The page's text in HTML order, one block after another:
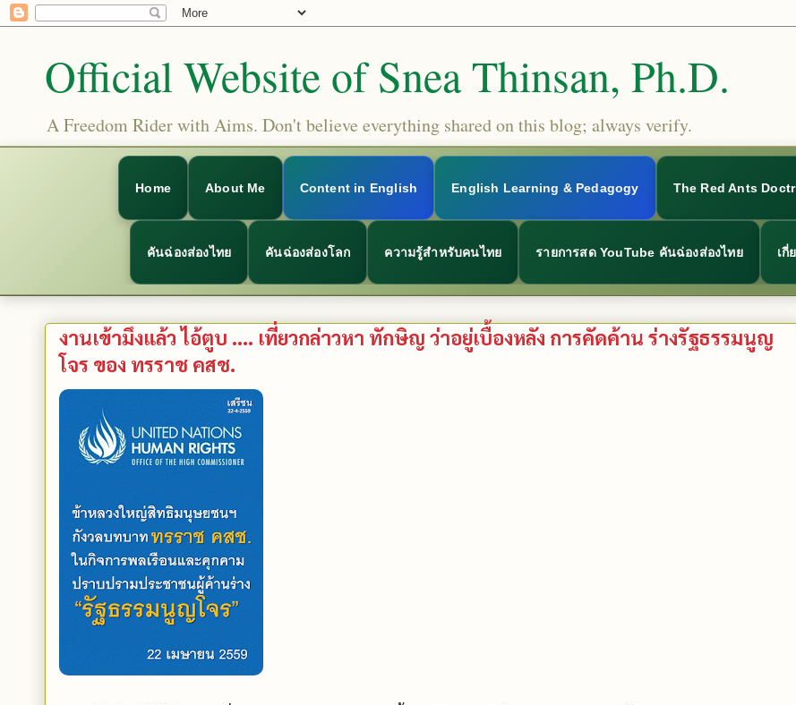
Official Website of Snea Thinsan, Ph.D.
A Freedom Rider with Aims. Don't believe everything shared on this blog; always verify.
Home About Me Content in English English Learning & Pedagogy The Red Ants
คันฉ่องส่องไทย คันฉ่องส่องโลก ความรู้สำหรับคนไทย รายการสด YouTube คันฉ่องส่องไทย เกี่
งานเข้ามึงแล้ว ไอ้ตูบ .... เที่ยวกล่าวหา ทักษิญ ว่าอยู่เบื้องหลัง การคัดค้าน ร่างรัฐธรรมนูญ
โจร ของ ทรราช คสช.